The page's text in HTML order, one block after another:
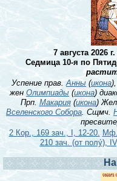
7 августа 2026
Седмица 10-я по
Успение прав.Анны (икона
жен Олимпиады (икона)
Прп.Макария(икона)
Вселенского Собора. Сщмч.
2 Кор., 169 зач., I, 12-20.
210 зач. (от полу́),